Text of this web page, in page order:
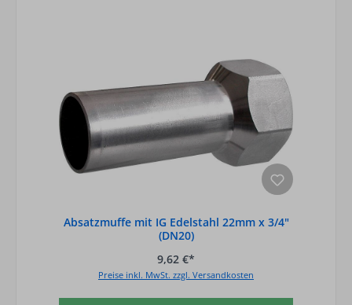
Absatzmuffe mit IG Edelstahl 22mm x 3/4"
(DN20)
9,62 €*
Preise inkl. MwSt. zzgl. Versandkosten